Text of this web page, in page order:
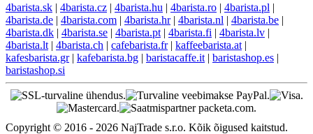
4barista.sk | 4barista.cz | 4barista.hu | 4barista.ro | 4barista.pl |
4barista.de | 4barista.com | 4barista.hr| 4barista.nl | 4barista.be |
4barista.dk | 4barista.se | 4barista.pt | 4barista.fi | 4barista.lv |
4barista.lt | 4barista.ch | cafebarista.fr| kaffeebarista.at |
kafesbarista.gr| kafebarista.bg | baristacaffe.it | baristashop.es |
baristashop.si
Copyright © 2016 - 2026 NajTrade s.r.o. Kõik õigused kaitstud.